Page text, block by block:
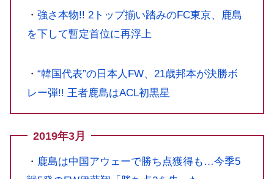
・ 強さ本物!! 2トップ揃い踏みのFC東京、鹿島
を下して暫定首位に再浮上
・ “韓国代表”の日本人FW、21歳邦本が決勝ボ
レー弾!! 王者鹿島はACL初黒星
2019年3月
・ 鹿島は中国アウェーで勝ち点獲得も…今季5